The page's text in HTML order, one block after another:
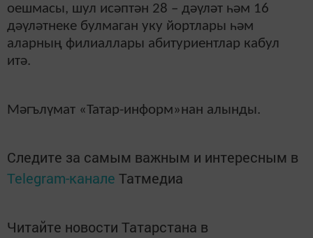
оешмасы, шул исәптән 28 – дәүләт һәм 16
дәүләтнеке булмаган уку йортлары һәм
аларның филиаллары абитуриентлар кабул
итә.
Мәгълүмат «Татар-информ»нан алынды.
Следите за самым важным и интересным в
Telegram-канале Татмедиа
Читайте новости Татарстана в